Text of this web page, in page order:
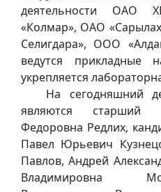
деятельности ОАО
«Колмар», ОАО
Селигдара», ООО
ведутся прикладные
укрепляется
На сегодняшний
являются старший
Федоровна Редлих,
Павел Юрьевич
Павлов, Андрей
Владимировна